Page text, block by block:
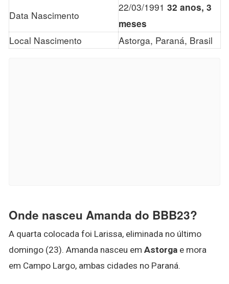
Data Nascimento
22/03/1991 32 anos, 3
meses
Local Nascimento Astorga, Paraná, Brasil
Onde nasceu Amanda do BBB23?
A quarta colocada foi Larissa, eliminada no último
domingo (23). Amanda nasceu em Astorga e mora
em Campo Largo, ambas cidades no Paraná.